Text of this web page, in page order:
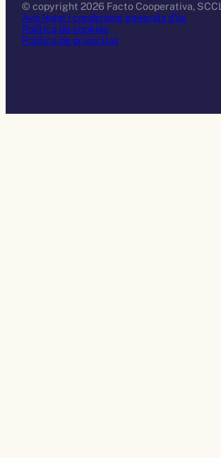
© copyright 2026 Facto Cooperativa, SCCL
Avís legal i condicions generals d’ús
Política de cookies
Política de privacitat